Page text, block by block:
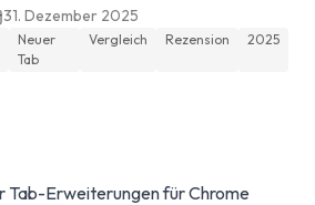
31. Dezember 2025
Neuer
Tab
Vergleich Rezension 2025
Tab-Erweiterungen für Chrome